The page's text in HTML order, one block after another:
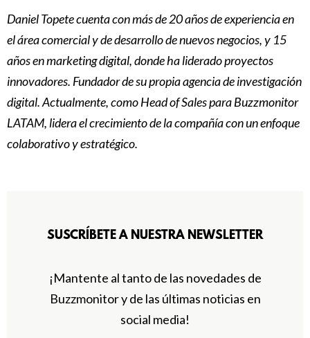
Daniel Topete cuenta con más de 20 años de experiencia en
el área comercial y de desarrollo de nuevos negocios, y 15
años en marketing digital, donde ha liderado proyectos
innovadores. Fundador de su propia agencia de investigación
digital. Actualmente, como Head of Sales para Buzzmonitor
LATAM, lidera el crecimiento de la compañía con un enfoque
colaborativo y estratégico.
SUSCRÍBETE A NUESTRA NEWSLETTER
¡Mantente al tanto de las novedades de
Buzzmonitor y de las últimas noticias en
social media!